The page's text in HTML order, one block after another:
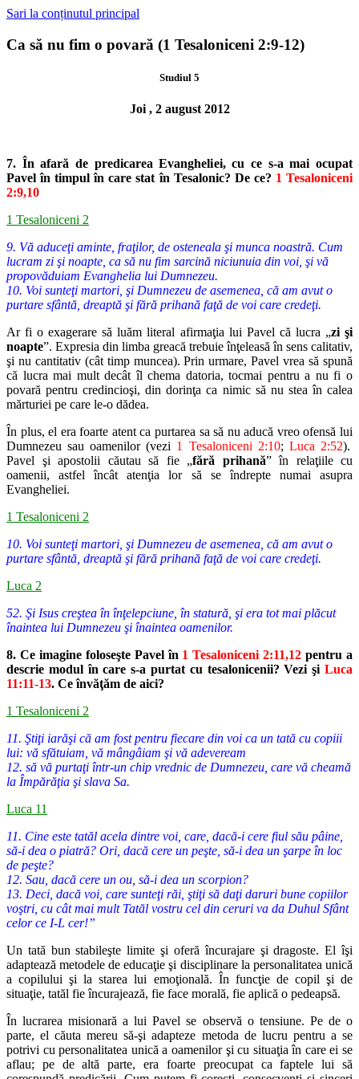
Sari la conținutul principal
Ca să nu fim o povară (1 Tesaloniceni 2:9-12)
Studiul 5
Joi , 2 august 2012
7. În afară de predicarea Evangheliei, cu ce s-a mai ocupat
Pavel în timpul în care stat în Tesalonic? De ce? 1 Tesaloniceni
2:9,10
1 Tesaloniceni 2
9. Vă aduceţi aminte, fraţilor, de osteneala şi munca noastră. Cum
lucram zi şi noapte, ca să nu fim sarcină niciunuia din voi, şi vă
propovăduiam Evanghelia lui Dumnezeu.
10. Voi sunteţi martori, şi Dumnezeu de asemenea, că am avut o
purtare sfântă, dreaptă şi fără prihană faţă de voi care credeţi.
Ar fi o exagerare să luăm literal afirmaţia lui Pavel că lucra „zi şi
noapte”. Expresia din limba greacă trebuie înţeleasă în sens calitativ,
şi nu cantitativ (cât timp muncea). Prin urmare, Pavel vrea să spună
că lucra mai mult decât îl chema datoria, tocmai pentru a nu fi o
povară pentru credincioşi, din dorinţa ca nimic să nu stea în calea
mărturiei pe care le-o dădea.
În plus, el era foarte atent ca purtarea sa să nu aducă vreo ofensă lui
Dumnezeu sau oamenilor (vezi 1 Tesaloniceni 2:10; Luca 2:52).
Pavel şi apostolii căutau să fie „fără prihană” în relaţiile cu
oamenii, astfel încât atenţia lor să se îndrepte numai asupra
Evangheliei.
1 Tesaloniceni 2
10. Voi sunteţi martori, şi Dumnezeu de asemenea, că am avut o
purtare sfântă, dreaptă şi fără prihană faţă de voi care credeţi.
Luca 2
52. Şi Isus creştea în înţelepciune, în statură, şi era tot mai plăcut
înaintea lui Dumnezeu şi înaintea oamenilor.
8. Ce imagine foloseşte Pavel în 1 Tesaloniceni 2:11,12 pentru a
descrie modul în care s-a purtat cu tesalonicenii? Vezi şi Luca
11:11-13. Ceînvăţăm de aici?
1 Tesaloniceni 2
11. Ştiţi iarăşi că am fost pentru fiecare din voi ca un tată cu copiii
lui: vă sfătuiam, vă mângâiam şi vă adeveream
12. să vă purtaţi într-un chip vrednic de Dumnezeu, care vă cheamă
la Împărăţia şi slava Sa.
Luca 11
11. Cine este tatăl acela dintre voi, care, dacă-i cere fiul său pâine,
să-i dea o piatră? Ori, dacă cere un peşte, să-i dea un şarpe în loc
de peşte?
12. Sau, dacă cere un ou, să-i dea un scorpion?
13. Deci, dacă voi, care sunteţi răi, ştiţi să daţi daruri bune copiilor
voştri, cu cât mai mult Tatăl vostru cel din ceruri va da Duhul Sfânt
celor ce I-L cer!”
Un tată bun stabileşte limite şi oferă încurajare şi dragoste. El îşi
adaptează metodele de educaţie şi disciplinare la personalitatea unică
a copilului şi la starea lui emoţională. În funcţie de copil şi de
situaţie, tatăl fie încurajează, fie face morală, fie aplică o pedeapsă.
În lucrarea misionară a lui Pavel se observă o tensiune. Pe de o
parte, el căuta mereu să-şi adapteze metoda de lucru pentru a se
potrivi cu personalitatea unică a oamenilor şi cu situaţia în care ei se
aflau; pe de altă parte, era foarte preocupat ca faptele lui să